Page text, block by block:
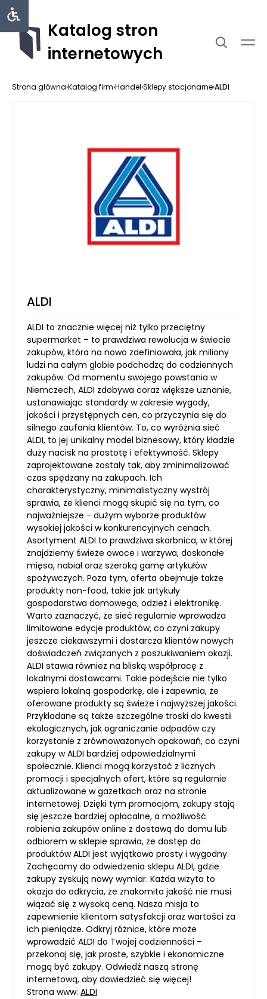
Katalog stron
internetowych
Strona główna›Katalog firm›Handel›Sklepy stacjonarne›ALDI
ALDI
ALDI to znacznie więcej niż tylko przeciętny
supermarket – to prawdziwa rewolucja w świecie
zakupów, która na nowo zdefiniowała, jak miliony
ludzi na całym globie podchodzą do codziennych
zakupów. Od momentu swojego powstania w
Niemczech, ALDI zdobywa coraz większe uznanie,
ustanawiając standardy w zakresie wygody,
jakości i przystępnych cen, co przyczynia się do
silnego zaufania klientów. To, co wyróżnia sieć
ALDI, to jej unikalny model biznesowy, który kładzie
duży nacisk na prostotę i efektywność. Sklepy
zaprojektowane zostały tak, aby zminimalizować
czas spędzany na zakupach. Ich
charakterystyczny, minimalistyczny wystrój
sprawia, że klienci mogą skupić się na tym, co
najważniejsze - dużym wyborze produktów
wysokiej jakości w konkurencyjnych cenach.
Asortyment ALDI to prawdziwa skarbnica, w której
znajdziemy świeże owoce i warzywa, doskonałe
mięsa, nabiał oraz szeroką gamę artykułów
spożywczych. Poza tym, oferta obejmuje także
produkty non-food, takie jak artykuły
gospodarstwa domowego, odzież i elektronikę.
Warto zaznaczyć, że sieć regularnie wprowadza
limitowane edycje produktów, co czyni zakupy
jeszcze ciekawszymi i dostarcza klientów nowych
doświadczeń związanych z poszukiwaniem okazji.
ALDI stawia również na bliską współpracę z
lokalnymi dostawcami. Takie podejście nie tylko
wspiera lokalną gospodarkę, ale i zapewnia, że
oferowane produkty są świeże i najwyższej jakości.
Przykładane są także szczególne troski do kwestii
ekologicznych, jak ograniczanie odpadów czy
korzystanie z zrównoważonych opakowań, co czyni
zakupy w ALDI bardziej odpowiedzialnymi
społecznie. Klienci mogą korzystać z licznych
promocji i specjalnych ofert, które są regularnie
aktualizowane w gazetkach oraz na stronie
internetowej. Dzięki tym promocjom, zakupy stają
się jeszcze bardziej opłacalne, a możliwość
robienia zakupów online z dostawą do domu lub
odbiorem w sklepie sprawia, że dostęp do
produktów ALDI jest wyjątkowo prosty i wygodny.
Zachęcamy do odwiedzenia sklepu ALDI, gdzie
zakupy zyskują nowy wymiar. Każda wizyta to
okazja do odkrycia, że znakomita jakość nie musi
wiązać się z wysoką ceną. Nasza misja to
zapewnienie klientom satysfakcji oraz wartości za
ich pieniądze. Odkryj różnice, które może
wprowadzić ALDI do Twojej codzienności –
przekonaj się, jak proste, szybkie i ekonomiczne
mogą być zakupy. Odwiedź naszą stronę
internetową, aby dowiedzieć się więcej!
Strona www: ALDI